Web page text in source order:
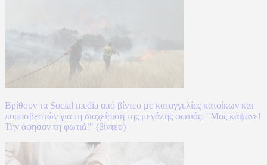
Βρίθουν τα Social media από βίντεο με καταγγελίες κατοίκων και
πυροσβεστών για τη διαχείριση της μεγάλης φωτιάς: "Μας κάψανε!
Την άφησαν τη φωτιά!" (βίντεο)